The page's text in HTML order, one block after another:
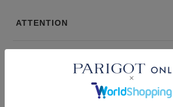
ATTENTION
このアイテムを見た人はこの商品もチ